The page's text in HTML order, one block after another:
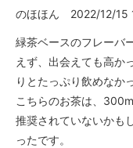
のほほん
2022/12/15
緑茶ベースのフレーバ
えず、出会えても高か
りとたっぷり飲めなか
こちらのお茶は、
推奨されていないかも
ったです。